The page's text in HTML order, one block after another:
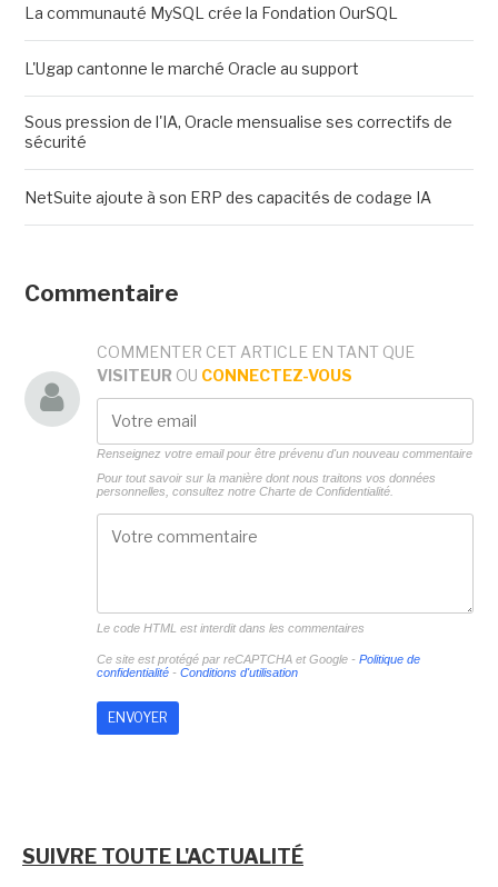
La communauté MySQL crée la Fondation OurSQL
L'Ugap cantonne le marché Oracle au support
Sous pression de l'IA, Oracle mensualise ses correctifs de
sécurité
NetSuite ajoute à son ERP des capacités de codage IA
Commentaire
COMMENTER CET ARTICLE EN TANT QUE
VISITEUR OU CONNECTEZ-VOUS
Renseignez votre email pour être prévenu d'un nouveau commentaire
Pour tout savoir sur la manière dont nous traitons vos données
personnelles, consultez notre Charte de Confidentialité.
Le code HTML est interdit dans les commentaires
Ce site est protégé par reCAPTCHA et Google - Politique de
confidentialité- Conditions d'utilisation
SUIVRE TOUTE L'ACTUALITÉ